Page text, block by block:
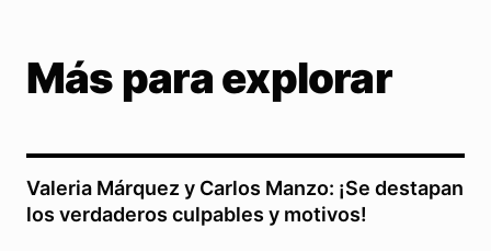
Más para explorar
Valeria Márquez y Carlos Manzo: ¡Se destapan
los verdaderos culpables y motivos!